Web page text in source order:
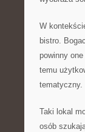
W
bistro.
powinny
temu
tematyczny.
Taki lokal
osób